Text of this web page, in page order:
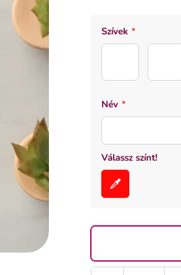
Szívek *
Név *
Válassz színt!